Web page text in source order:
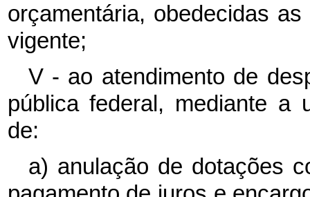
orçamentária, obedecidas
vigente;
V - ao atendimento de
pública federal, mediante a
de:
a) anulação de dotações